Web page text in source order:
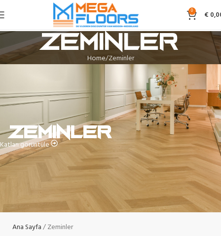
0 €
Zeminler
Home Zeminler
Zeminler
Katları görüntüle
Ana Sayfa Zeminler